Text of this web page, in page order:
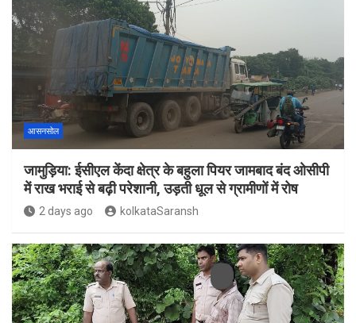
आसनसोल
जामुड़िया: ईसीएल केंदा क्षेत्र के बहुला पियर जामबाद बंद ओसीपी
में राख भराई से बढ़ी परेशानी, उड़ती धूल से ग्रामीणों में रोष
2 days ago kolkataSaransh